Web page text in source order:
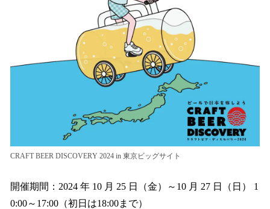
CRAFT BEER DISCOVERY 2024 in 東京ビッグサイト
開催期間：2024 年 10 月 25 日（金）～10 月 27 日（日） 1
0:00～17:00（初日は18:00まで）